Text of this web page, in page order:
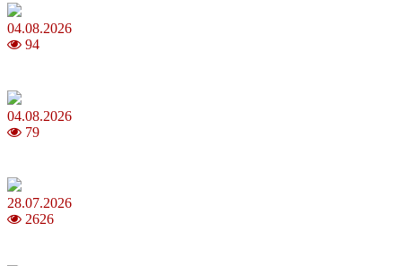
04.08.2026
94
04.08.2026
79
28.07.2026
2626